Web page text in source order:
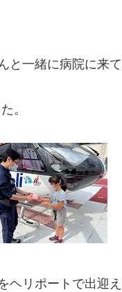
一緒に病院に来て
。
ヘリポートで出迎